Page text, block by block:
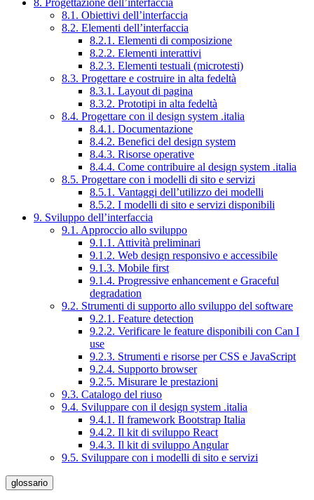
8. Progettazione dell’interfaccia
8.1. Obiettivi dell’interfaccia
8.2. Elementi dell’interfaccia
8.2.1. Elementi di composizione
8.2.2. Elementi interattivi
8.2.3. Elementi testuali (microtesti)
8.3. Progettare e costruire in alta fedeltà
8.3.1. Layout di pagina
8.3.2. Prototipi in alta fedeltà
8.4. Progettare con il design system .italia
8.4.1. Documentazione
8.4.2. Benefici del design system
8.4.3. Risorse operative
8.4.4. Come contribuire al design system .italia
8.5. Progettare con i modelli di sito e servizi
8.5.1. Vantaggi dell’utilizzo dei modelli
8.5.2. I modelli di sito e servizi disponibili
9. Sviluppo dell’interfaccia
9.1. Approccio allo sviluppo
9.1.1. Attività preliminari
9.1.2. Web design responsivo e accessibile
9.1.3. Mobile first
9.1.4. Progressive enhancement e Graceful
degradation
9.2. Strumenti di supporto allo sviluppo del software
9.2.1. Feature detection
9.2.2. Verificare le feature disponibili con Can I
use
9.2.3. Strumenti e risorse per CSS e JavaScript
9.2.4. Supporto browser
9.2.5. Misurare le prestazioni
9.3. Catalogo del riuso
9.4. Sviluppare con il design system .italia
9.4.1. Il framework Bootstrap Italia
9.4.2. Il kit di sviluppo React
9.4.3. Il kit di sviluppo Angular
9.5. Sviluppare con i modelli di sito e servizi
glossario